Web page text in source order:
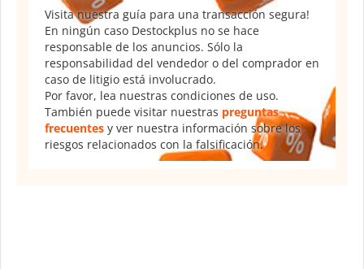
Visita nuestra guía para una transacción segura!
En ningún caso Destockplus no se hace
responsable de los anuncios. Sólo la
responsabilidad del vendedor o del comprador en
caso de litigio está involucrado.
Por favor, lea nuestras condiciones de uso.
También puede visitar nuestras preguntas
frecuentes y ver nuestra información sobre los
riesgos relacionados con la falsificación.